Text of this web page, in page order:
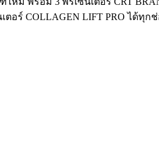
ตอร์ COLLAGEN LIFT PRO ได้ทุ